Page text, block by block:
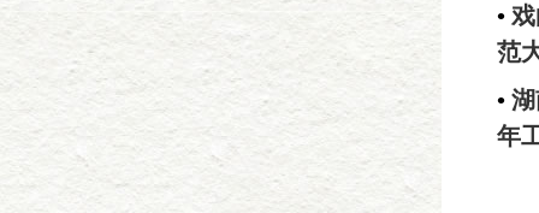
•
范
•
年